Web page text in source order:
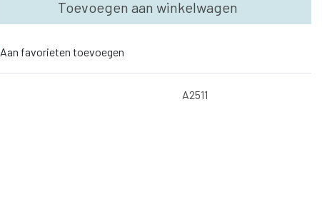
Toevoegen aan winkelwagen
Aan favorieten toevoegen
A2511